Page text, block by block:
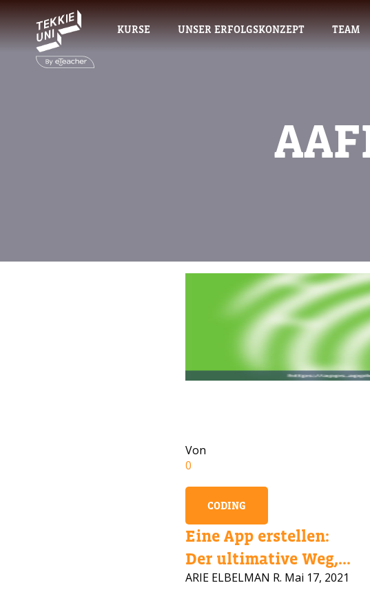
KURSE UNSER ERFOLGSKONZEPT TEAM
Von
0
CODING
Eine App erstellen:
Der ultimative Weg,...
ARIE ELBELMAN R. Mai 17, 2021
BRAUCHEN
Hinterlassen Sie